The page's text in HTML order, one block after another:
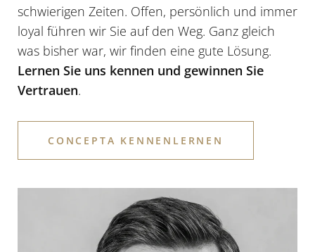
schwierigen Zeiten. Offen, persönlich und immer
loyal führen wir Sie auf den Weg. Ganz gleich
was bisher war, wir finden eine gute Lösung.
Lernen Sie uns kennen und gewinnen Sie
Vertrauen.
CONCEPTA KENNENLERNEN